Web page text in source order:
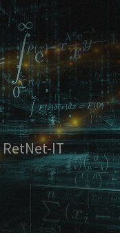
RetNet-IT